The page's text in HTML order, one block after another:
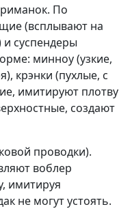
По
(всплывают на
суспендеры
минноу (узкие,
крэнки (пухлые, с
имитируют плотву
создают
проводки).
воблер
имитируя
не могут устоять.